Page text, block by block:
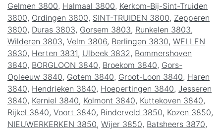
Gelmen 3800, Halmaal 3800, Kerkom-Bij-Sint-Truiden
3800, Ordingen 3800, SINT-TRUIDEN 3800, Zepperen
3800, Duras 3803, Gorsem 3803, Runkelen 3803,
Wilderen 3803, Velm 3806, Berlingen 3830, WELLEN
3830, Herten 3831, Ulbeek 3832 , Bommershoven
3840, BORGLOON 3840, Broekom 3840, Gors-
Opleeuw 3840, Gotem 3840, Groot-Loon 3840, Haren
3840, Hendrieken 3840, Hoepertingen 3840, Jesseren
3840, Kerniel 3840, Kolmont 3840, Kuttekoven 3840,
Rijkel 3840, Voort 3840, Binderveld 3850, Kozen 3850,
NIEUWERKERKEN 3850, Wijer 3850, Batsheers 3870,